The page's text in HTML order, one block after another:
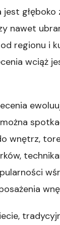
nawet
regionu i
wciąż
wnętrz,